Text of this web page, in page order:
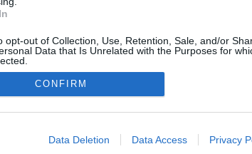
opt-out of Collection, Use, Retention, Sale, and/or
Data that Is Unrelated with the Purposes for
allow Google to enable storage related to advertising
CONFIRM
Data Deletion Data Access Privacy